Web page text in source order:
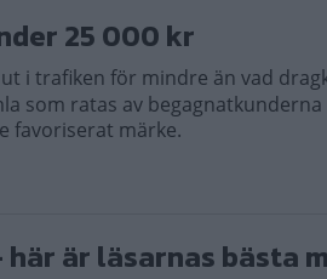
25 000 kr
i trafiken för mindre än vad
som ratas av
favoriserat märke.
är läsarnas bästa